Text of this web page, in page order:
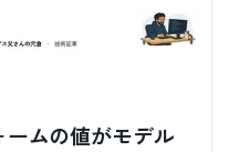
ムの値がモデル